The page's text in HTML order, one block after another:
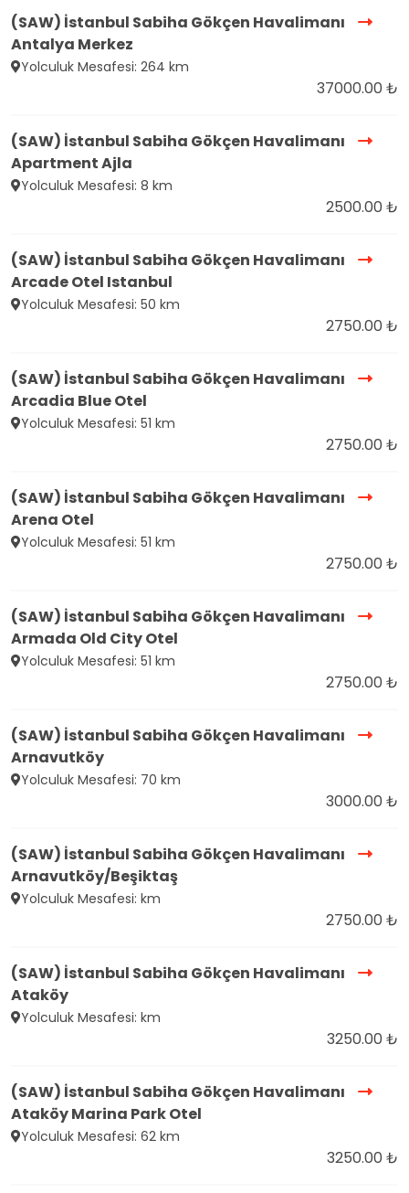
(SAW) İstanbul Sabiha Gökçen Havalimanı
Antalya Merkez
Yolculuk Mesafesi: 264 km
37000.00 ₺
(SAW) İstanbul Sabiha Gökçen Havalimanı
Apartment Ajla
Yolculuk Mesafesi: 8 km
2500.00 ₺
(SAW) İstanbul Sabiha Gökçen Havalimanı
Arcade Otel Istanbul
Yolculuk Mesafesi: 50 km
2750.00 ₺
(SAW) İstanbul Sabiha Gökçen Havalimanı
Arcadia Blue Otel
Yolculuk Mesafesi: 51 km
2750.00 ₺
(SAW) İstanbul Sabiha Gökçen Havalimanı
Arena Otel
Yolculuk Mesafesi: 51 km
2750.00 ₺
(SAW) İstanbul Sabiha Gökçen Havalimanı
Armada Old City Otel
Yolculuk Mesafesi: 51 km
2750.00 ₺
(SAW) İstanbul Sabiha Gökçen Havalimanı
Arnavutköy
Yolculuk Mesafesi: 70 km
3000.00 ₺
(SAW) İstanbul Sabiha Gökçen Havalimanı
Arnavutköy/Beşiktaş
Yolculuk Mesafesi: km
2750.00 ₺
(SAW) İstanbul Sabiha Gökçen Havalimanı
Ataköy
Yolculuk Mesafesi: km
3250.00 ₺
(SAW) İstanbul Sabiha Gökçen Havalimanı
Ataköy Marina Park Otel
Yolculuk Mesafesi: 62 km
3250.00 ₺